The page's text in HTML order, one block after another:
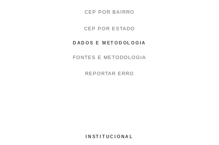
CEP POR BAIRRO
CEP POR ESTADO
DADOS E METODOLOGIA
FONTES E METODOLOGIA
REPORTAR ERRO
INSTITUCIONAL